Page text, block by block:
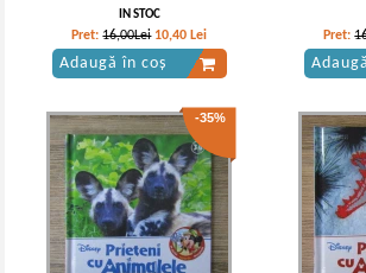
IN STOC
Pret:16,00Lei 10,40 Lei
Adaugă în coș
Pret:
-35%